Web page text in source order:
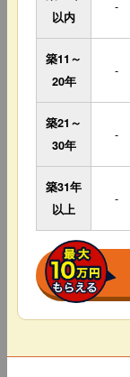
以内
-
築11～
20年
-
築21～
30年
-
築31年
以上
-